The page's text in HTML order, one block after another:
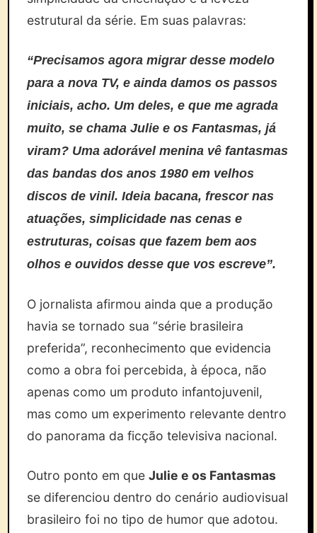
estrutural da série. Em suas palavras:
“Precisamos agora migrar desse modelo
para a nova TV, e ainda damos os passos
iniciais, acho. Um deles, e que me agrada
muito, se chama Julie e os Fantasmas, já
viram? Uma adorável menina vê fantasmas
das bandas dos anos 1980 em velhos
discos de vinil. Ideia bacana, frescor nas
atuações, simplicidade nas cenas e
estruturas, coisas que fazem bem aos
olhos e ouvidos desse que vos escreve”.
O jornalista afirmou ainda que a produção
havia se tornado sua “série brasileira
preferida”, reconhecimento que evidencia
como a obra foi percebida, à época, não
apenas como um produto infantojuvenil,
mas como um experimento relevante dentro
do panorama da ficção televisiva nacional.
Outro ponto em queJulie e os Fantasmas
se diferenciou dentro do cenário audiovisual
brasileiro foi no tipo de humor que adotou.